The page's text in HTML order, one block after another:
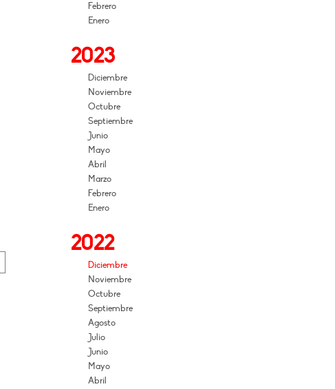
Febrero
Enero
2023
Diciembre
Noviembre
Octubre
Septiembre
Junio
Mayo
Abril
Marzo
Febrero
Enero
2022
Diciembre
Noviembre
Octubre
Septiembre
Agosto
Julio
Junio
Mayo
Abril